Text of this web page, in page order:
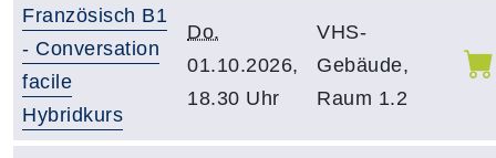
Französisch B1
- Conversation
facile
Hybridkurs
Do.
01.10.2026,
18.30 Uhr
VHS-
Gebäude,
Raum 1.2